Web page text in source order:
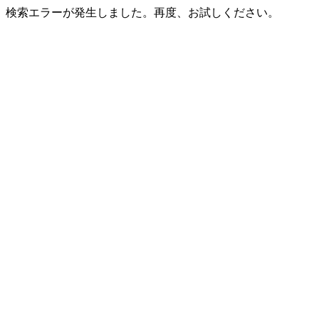
検索エラーが発生しました。再度、お試しください。